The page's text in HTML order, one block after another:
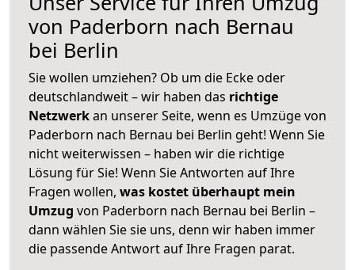
von Paderborn nach Bernau
bei Berlin
Sie wollen umziehen? Ob um die Ecke oder
deutschlandweit – wir haben das richtige
Netzwerkan unserer Seite, wenn es Umzüge von
Paderborn nach Bernau bei Berlin geht! Wenn Sie
nicht weiterwissen – haben wir die richtige
Lösung für Sie! Wenn Sie Antworten auf Ihre
Fragen wollen, was kostet überhaupt mein
Umzug von Paderborn nach Bernau bei Berlin –
dann wählen Sie sie uns, denn wir haben immer
die passende Antwort auf Ihre Fragen parat.